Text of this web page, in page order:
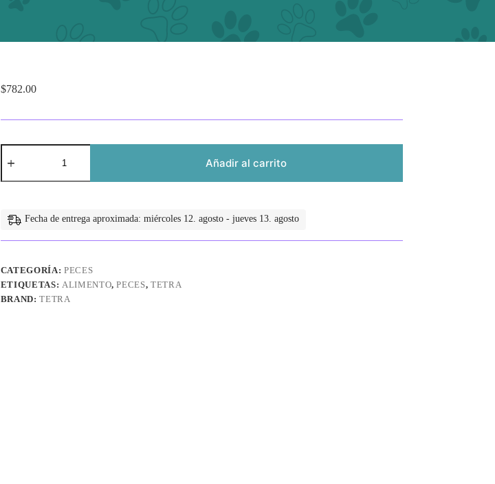
$782.00
Tetrapond
Koi
1.10
Añadir al carrito
Fecha de entrega aproximada: miércoles 12. agosto - jueves 13. agosto
CATEGORÍA: PECES
ETIQUETAS: ALIMENTO,PECES,TETRA
BRAND:TETRA